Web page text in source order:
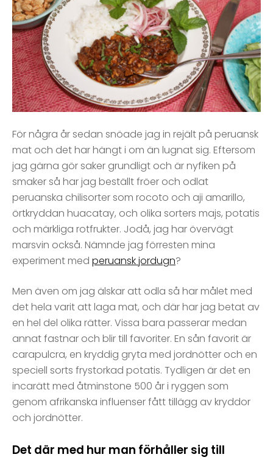
För några år sedan snöade jag in rejält på peruansk
mat och det har hängt i om än lugnat sig. Eftersom
jag gärna gör saker grundligt och är nyfiken på
smaker så har jag beställt fröer och odlat
peruanska chilisorter som rocoto och aji amarillo,
örtkryddan huacatay, och olika sorters majs, potatis
och märkliga rotfrukter. Jodå, jag har övervägt
marsvin också. Nämnde jag förresten mina
experiment med peruansk jordugn?
Men även om jag älskar att odla så har målet med
det hela varit att laga mat, och där har jag betat av
en hel del olika rätter. Vissa bara passerar medan
annat fastnar och blir till favoriter. En sån favorit är
carapulcra, en kryddig gryta med jordnötter och en
speciell sorts frystorkad potatis. Tydligen är det en
incarätt med åtminstone 500 år i ryggen som
genom afrikanska influenser fått tillägg av kryddor
och jordnötter.
Det där med hur man förhåller sig till